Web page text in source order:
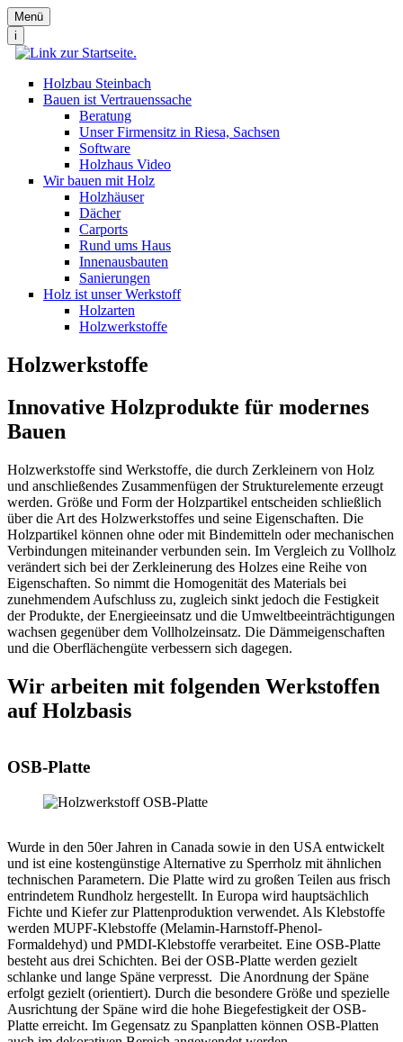
Menü
i
Holzbau Steinbach
Bauen ist Vertrauenssache
Beratung
Unser Firmensitz in Riesa, Sachsen
Software
Holzhaus Video
Wir bauen mit Holz
Holzhäuser
Dächer
Carports
Rund ums Haus
Innenausbauten
Sanierungen
Holz ist unser Werkstoff
Holzarten
Holzwerkstoffe
Holzwerkstoffe
Innovative Holzprodukte für modernes
Bauen
Holzwerkstoffe sind Werkstoffe, die durch Zerkleinern von Holz
und anschließendes Zusammenfügen der Strukturelemente erzeugt
werden. Größe und Form der Holzpartikel entscheiden schließlich
über die Art des Holzwerkstoffes und seine Eigenschaften. Die
Holzpartikel können ohne oder mit Bindemitteln oder mechanischen
Verbindungen miteinander verbunden sein. Im Vergleich zu Vollholz
verändert sich bei der Zerkleinerung des Holzes eine Reihe von
Eigenschaften. So nimmt die Homogenität des Materials bei
zunehmendem Aufschluss zu, zugleich sinkt jedoch die Festigkeit
der Produkte, der Energieeinsatz und die Umweltbeeinträchtigungen
wachsen gegenüber dem Vollholzeinsatz. Die Dämmeigenschaften
und die Oberflächengüte verbessern sich dagegen.
Wir arbeiten mit folgenden Werkstoffen
auf Holzbasis
OSB-Platte
Wurde in den 50er Jahren in Canada sowie in den USA entwickelt
und ist eine kostengünstige Alternative zu Sperrholz mit ähnlichen
technischen Parametern. Die Platte wird zu großen Teilen aus frisch
entrindetem Rundholz hergestellt. In Europa wird hauptsächlich
Fichte und Kiefer zur Plattenproduktion verwendet. Als Klebstoffe
werden MUPF-Klebstoffe (Melamin-Harnstoff-Phenol-
Formaldehyd) und PMDI-Klebstoffe verarbeitet. Eine OSB-Platte
besteht aus drei Schichten. Bei der OSB-Platte werden gezielt
schlanke und lange Späne verpresst. Die Anordnung der Späne
erfolgt gezielt (orientiert). Durch die besondere Größe und spezielle
Ausrichtung der Späne wird die hohe Biegefestigkeit der OSB-
Platte erreicht. Im Gegensatz zu Spanplatten können OSB-Platten